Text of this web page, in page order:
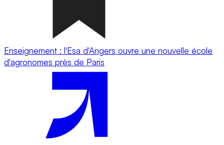
Enseignement : l'Esa d'Angers ouvre une nouvelle école
d'agronomes près de Paris